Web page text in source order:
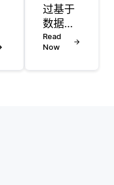
过基于
数据点
的相似
性将数
Read
Now